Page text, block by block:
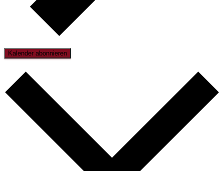
Kalender abonnieren